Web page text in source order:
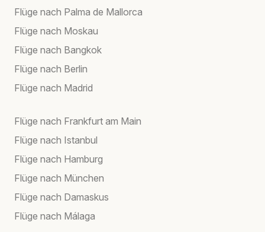
Flüge nach Palma de Mallorca
Flüge nach Moskau
Flüge nach Bangkok
Flüge nach Berlin
Flüge nach Madrid
Flüge nach Frankfurt am Main
Flüge nach Istanbul
Flüge nach Hamburg
Flüge nach München
Flüge nach Damaskus
Flüge nach Málaga